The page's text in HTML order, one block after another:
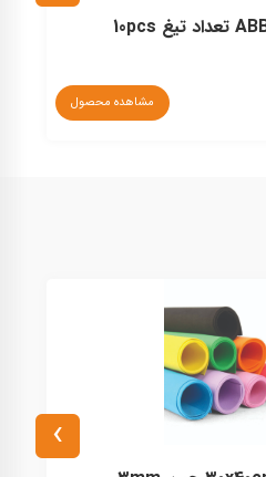
مشاهده محصول
›